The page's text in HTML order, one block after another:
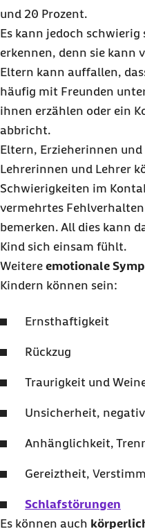
und 20 Prozent.
Es kann jedoch schwierig
erkennen, denn sie kann
Eltern kann auffallen,
häufig mit Freunden
ihnen erzählen oder ein
abbricht.
Eltern, Erzieherinnen und
Lehrerinnen und Lehrer
Schwierigkeiten im
vermehrtes
bemerken. All dies kann
Kind sich einsam fühlt.
Weitere emotionale
Kindern können sein:
Ernsthaftigkeit
Rückzug
Traurigkeit und
Unsicherheit,
Anhänglichkeit,
Gereiztheit,
Schlafstörungen
Es können auch